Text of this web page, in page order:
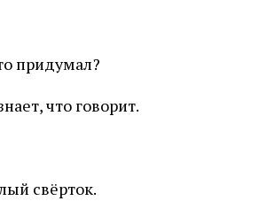
придумал?
что говорит.
свёрток.